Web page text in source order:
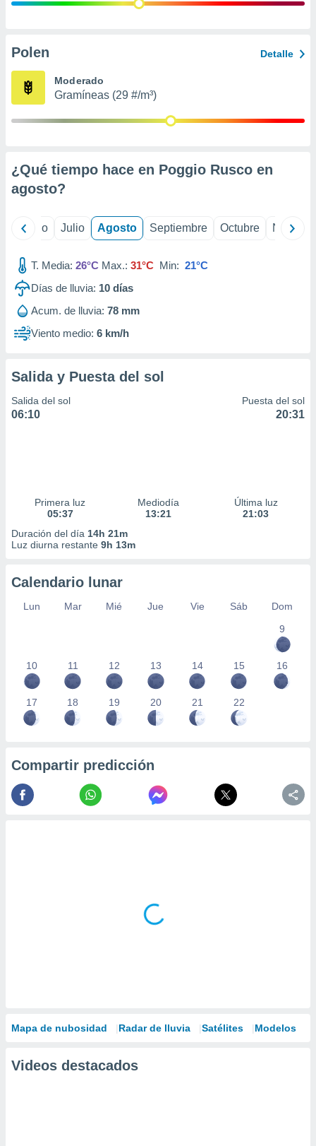
publicidad
de
Polen Detalle
Moderado
Gramíneas (29 #/m³)
¿Qué tiempo hace en Poggio Rusco en
agosto?
Junio Julio Agosto Septiembre Octubre
T. Media: 26°C Max.: 31°C Min: 21°C
Días de lluvia: 10 días
Acum. de lluvia: 78 mm
Viento medio: 6 km/h
Salida y Puesta del sol
Salida del sol
06:10
Puesta del sol
20:31
Primera luz
05:37
Mediodía
13:21
Última luz
21:03
Duración del día 14h 21m
Luz diurna restante 9h 13m
Calendario lunar
Lun Mar Mié Jue Vie Sáb
Dom
9
10 11 12 13 14 15 16
17 18 19 20 21 22
Compartir predicción
Mapa de nubosidad Radar de lluvia Satélites Modelos
Videos destacados